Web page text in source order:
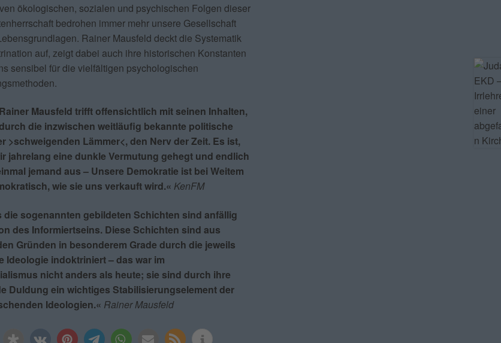
ökologischen, sozialen und psychischen Folgen dieser
bedrohen immer mehr unsere Gesellschaft
Rainer Mausfeld deckt die Systematik
auf, zeigt dabei auch ihre historischen Konstanten
sensibel für die vielfältigen psychologischen
Mausfeld trifft offensichtlich mit seinen Inhalten,
die inzwischen weitläufig bekannte politische
>schweigenden Lämmer<, den Nerv der Zeit. Es ist,
jahrelang eine dunkle Vermutung gehegt und endlich
jemand aus – Unsere Demokratie ist bei Weitem
wie sie uns verkauft wird.« KenFM
die sogenannten gebildeten Schichten sind anfällig
des Informiertseins. Diese Schichten sind aus
Gründen in besonderem Grade durch die jeweils
Ideologie indoktriniert – das war im
nicht anders als heute; sie sind durch ihre
Duldung ein wichtiges Stabilisierungselement der
Ideologien.« Rainer Mausfeld